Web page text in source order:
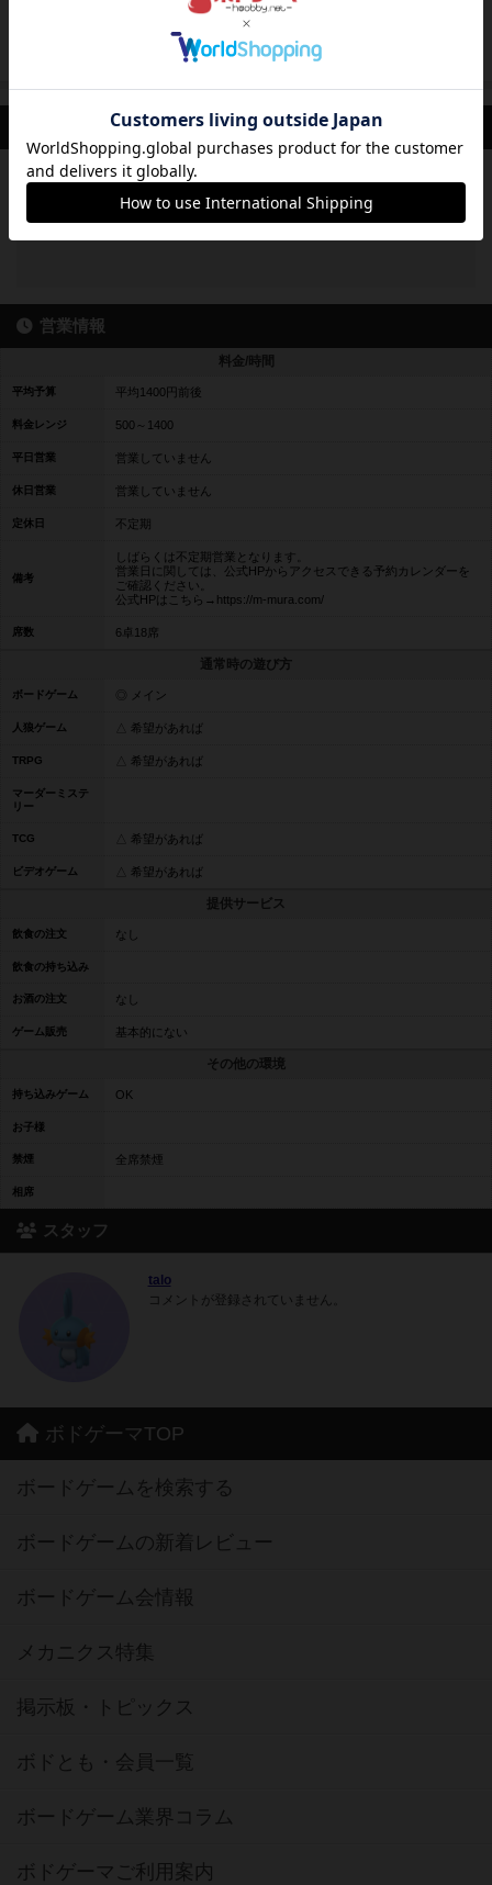
神奈川県 31歳 男性
最新のお知らせ
お知らせはありません
営業情報
料金/時間
平均予算 平均1400円前後
料金レンジ 500～1400
平日営業 営業していません
休日営業 営業していません
定休日 不定期
備考
しばらくは不定期営業となります。
営業日に関しては、公式HPからアクセスできる予約カレンダーを
ご確認ください。
公式HPはこちら→https://m-mura.com/
席数 6卓18席
通常時の遊び方
ボードゲーム ◎ メイン
人狼ゲーム △ 希望があれば
TRPG △ 希望があれば
マーダーミステ
リー
TCG △ 希望があれば
ビデオゲーム △ 希望があれば
提供サービス
飲食の注文 なし
飲食の持ち込み
お酒の注文 なし
ゲーム販売 基本的にない
その他の環境
持ち込みゲーム OK
お子様
禁煙 全席禁煙
相席
スタッフ
talo
コメントが登録されていません。
ボドゲーマTOP
ボードゲームを検索する
ボードゲームの新着レビュー
ボードゲーム会情報
メカニクス特集
掲示板・トピックス
ボドとも・会員一覧
ボードゲーム業界コラム
ボドゲーマご利用案内